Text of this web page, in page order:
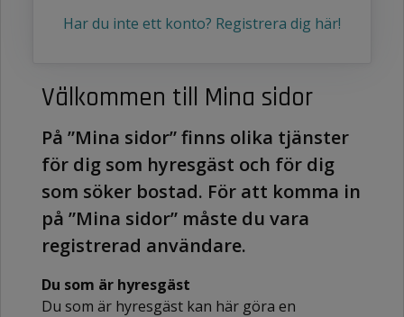
Har du inte ett konto? Registrera dig här!
Välkommen till Mina sidor
På ”Mina sidor” finns olika tjänster
för dig som hyresgäst och för dig
som söker bostad. För att komma in
på ”Mina sidor” måste du vara
registrerad användare.
Du som är hyresgäst
Du som är hyresgäst kan här göra en